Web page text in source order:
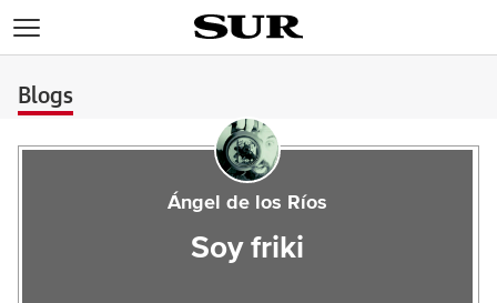
Blogs
Ángel de los Ríos
Soy friki